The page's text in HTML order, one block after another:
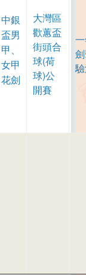
中銀
盃男
甲、
女甲
花劍
大灣區
歡蕙盃
街頭合
球(荷
球)公
開賽